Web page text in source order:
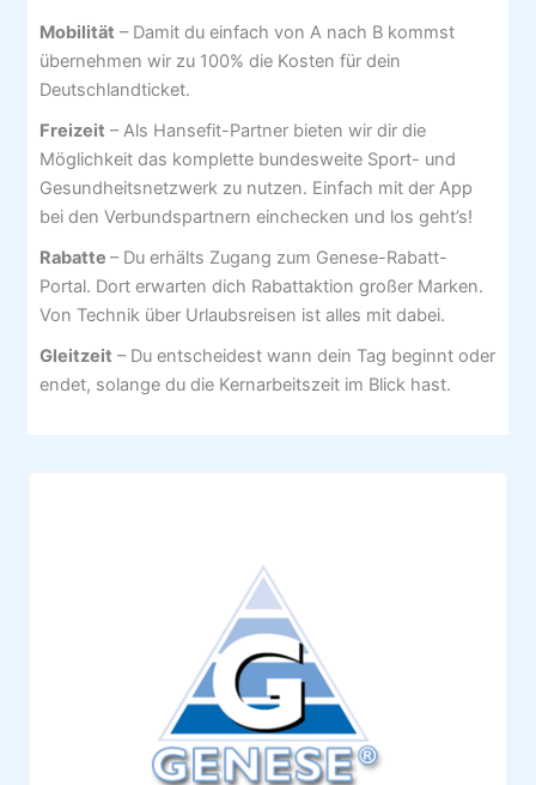
Mobilität – Damit du einfach von A nach B kommst
übernehmen wir zu 100% die Kosten für dein
Deutschlandticket.
Freizeit – Als Hansefit-Partner bieten wir dir die
Möglichkeit das komplette bundesweite Sport- und
Gesundheitsnetzwerk zu nutzen. Einfach mit der App
bei den Verbundspartnern einchecken und los geht’s!
Rabatte – Du erhälts Zugang zum Genese-Rabatt-
Portal. Dort erwarten dich Rabattaktion großer Marken.
Von Technik über Urlaubsreisen ist alles mit dabei.
Gleitzeit – Du entscheidest wann dein Tag beginnt oder
endet, solange du die Kernarbeitszeit im Blick hast.